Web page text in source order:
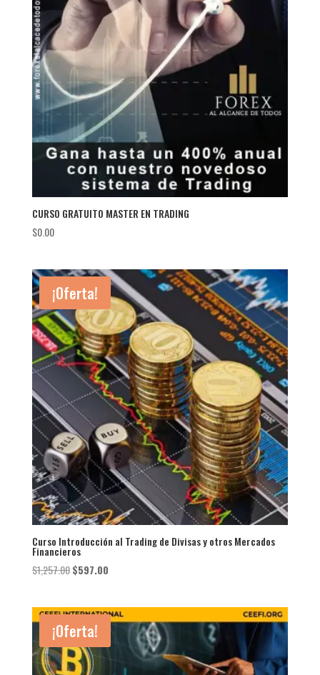
CURSO GRATUITO MASTER EN TRADING
$0.00
¡Oferta!
Curso Introducción al Trading de Divisas y otros Mercados
Financieros
$1,257.00 El
era:
$1,257.00.
$597.00El
es:
$597.00.
¡Oferta!